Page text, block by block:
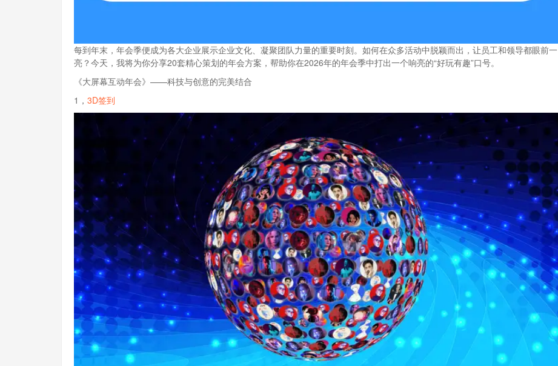
每到年末，年会季便成为各大企业展示企业文化、凝聚团队力量的重要时刻。如何在众多活动中脱颖而出，让员工和领导都眼前一
亮？今天，我将为你分享20套精心策划的年会方案，帮助你在2026年的年会季中打出一个响亮的“好玩有趣”口号。
《大屏幕互动年会》——科技与创意的完美结合
1， 3D签到